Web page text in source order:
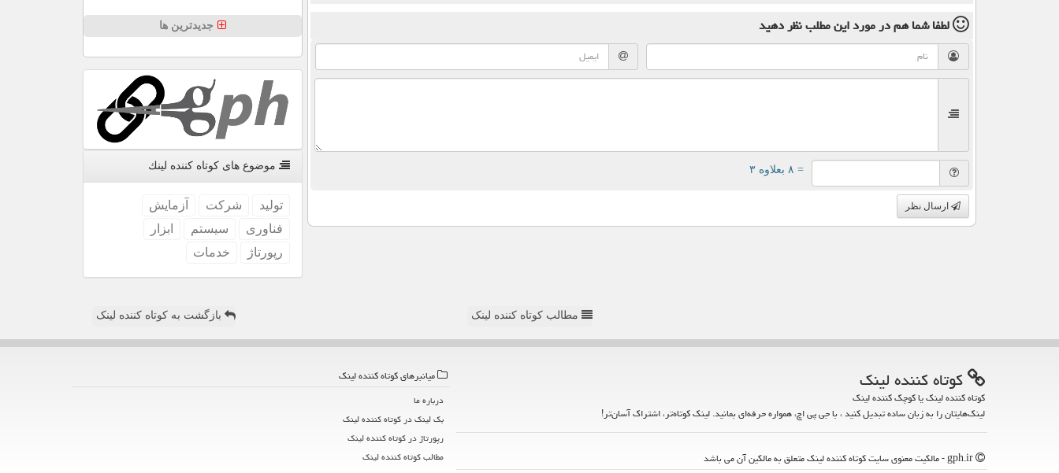
لطفا شما همدر مورد این مطلبنظر دهید
= ۸ بعلاوه ۳
ارسال نظر
جدیدترین ها
موضوع های كوتاه كننده لینك
تولید شركت
آزمایش
فناوری
سیستم
ابزار
رپورتاژ
خدمات
مطالب کوتاه کننده لینک بازگشت به کوتاه کننده لینک
كوتاه كننده لینك
کوتاه کننده لینک یا کوچک کننده لینک
لینک‌هایتان را به زبان ساده تبدیل کنید ، با جی پی اچ، همواره حرفه‌ای بمانید. لینک کوتاه‌تر، اشتراک آسان‌تر!
میانبرهای كوتاه كننده لینك
درباره ما
بک لینک در كوتاه كننده لینك
رپورتاژ در كوتاه كننده لینك
مطالب كوتاه كننده لینك